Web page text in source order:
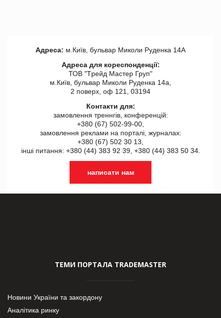
Адреса: м.Київ, бульвар Миколи Руденка 14А
Адреса для кореспонденції:
ТОВ "Tрейд Мастер Груп"
м.Київ, бульвар Миколи Руденка 14а,
2 поверх, оф 121, 03194
Контакти для:
замовлення треннгів, конференцій:
+380 (67) 502-99-00,
замовлення реклами на порталі, журналах:
+380 (67) 502 30 13,
інші питання: +380 (44) 383 92 39, +380 (44) 383 50 34.
написати нам
ТЕМИ ПОРТАЛА TRADEMASTER
Новини України та закордону
Аналітика ринку